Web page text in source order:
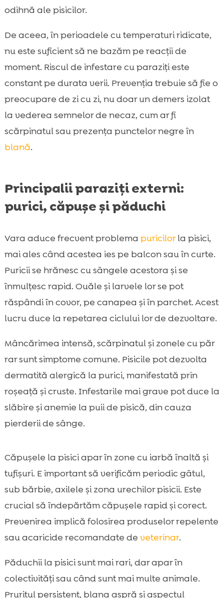
odihnă ale pisicilor.
De aceea, în perioadele cu temperaturi ridicate,
nu este suficient să ne bazăm pe reacții de
moment. Riscul de infestare cu paraziți este
constant pe durata verii. Prevenția trebuie să fie o
preocupare de zi cu zi, nu doar un demers izolat
la vederea semnelor de necaz, cum ar fi
scărpinatul sau prezența punctelor negre în
blană.
Principalii paraziți externi:
purici, căpușe și păduchi
Vara aduce frecvent problema puricilorla pisici,
mai ales când acestea ies pe balcon sau în curte.
Puricii se hrănesc cu sângele acestora și se
înmulțesc rapid. Ouăle și larvele lor se pot
răspândi în covor, pe canapea și în parchet. Acest
lucru duce la repetarea ciclului lor de dezvoltare.
Mâncărimea intensă, scărpinatul și zonele cu păr
rar sunt simptome comune. Pisicile pot dezvolta
dermatită alergică la purici, manifestată prin
roșeață și cruste. Infestarile mai grave pot duce la
slăbire și anemie la puii de pisică, din cauza
pierderii de sânge.
Căpușele la pisici apar în zone cu iarbă înaltă și
tufișuri. E important să verificăm periodic gâtul,
sub bărbie, axilele și zona urechilor pisicii. Este
crucial să îndepărtăm căpușele rapid și corect.
Prevenirea implică folosirea produselor repelente
sau acaricide recomandate de veterinar.
Păduchii la pisici sunt mai rari, dar apar în
colectivități sau când sunt mai multe animale.
Pruritul persistent, blana aspră și aspectul